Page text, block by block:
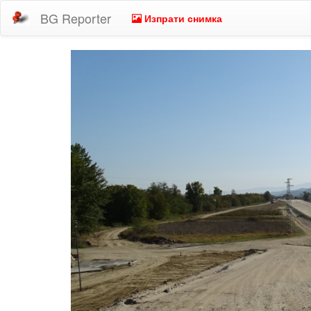
BG Reporter Изпрати снимка